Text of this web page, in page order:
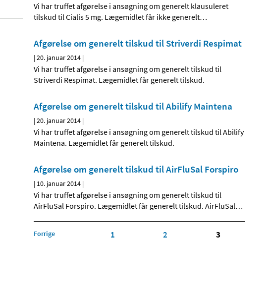
Vi har truffet afgørelse i ansøgning om generelt klausuleret
tilskud til Cialis 5 mg. Lægemidlet får ikke generelt…
Afgørelse om generelt tilskud til Striverdi Respimat
|20. januar 2014 |
Vi har truffet afgørelse i ansøgning om generelt tilskud til
Striverdi Respimat. Lægemidlet får generelt tilskud.
Afgørelse om generelt tilskud til Abilify Maintena
|20. januar 2014 |
Vi har truffet afgørelse i ansøgning om generelt tilskud til Abilify
Maintena. Lægemidlet får generelt tilskud.
Afgørelse om generelt tilskud til AirFluSal Forspiro
| 10. januar 2014 |
Vi har truffet afgørelse i ansøgning om generelt tilskud til
AirFluSal Forspiro. Lægemidlet får generelt tilskud. AirFluSal…
Forrige 1 2 3